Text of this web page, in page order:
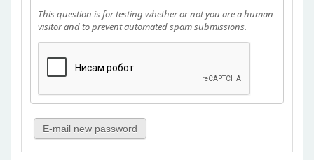
This question is for testing whether or not you are a human
visitor and to prevent automated spam submissions.